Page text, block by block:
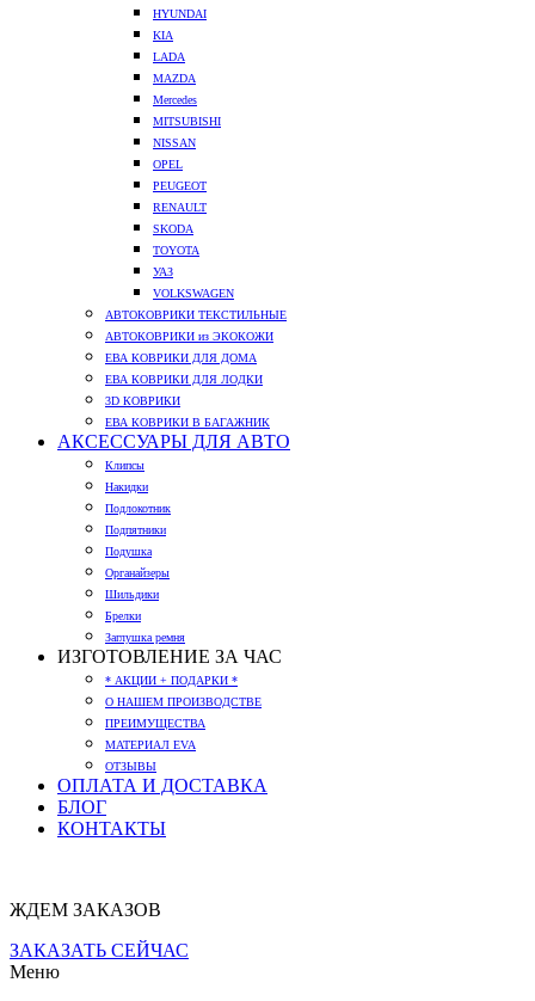
HYUNDAI
KIA
LADA
MAZDA
Mercedes
MITSUBISHI
NISSAN
OPEL
PEUGEOT
RENAULT
SKODA
TOYOTA
УАЗ
VOLKSWAGEN
АВТОКОВРИКИ ТЕКСТИЛЬНЫЕ
АВТОКОВРИКИ из ЭКОКОЖИ
ЕВА КОВРИКИ ДЛЯ ДОМА
ЕВА КОВРИКИ ДЛЯ ЛОДКИ
3D КОВРИКИ
ЕВА КОВРИКИ В БАГАЖНИК
АКСЕССУАРЫ ДЛЯ АВТО
Клипсы
Накидки
Подлокотник
Подпятники
Подушка
Органайзеры
Шильдики
Брелки
Заглушка ремня
ИЗГОТОВЛЕНИЕ ЗА ЧАС
* АКЦИИ + ПОДАРКИ *
О НАШЕМ ПРОИЗВОДСТВЕ
ПРЕИМУЩЕСТВА
МАТЕРИАЛ EVA
ОТЗЫВЫ
ОПЛАТА И ДОСТАВКА
БЛОГ
КОНТАКТЫ
ЖДЕМ ЗАКАЗОВ
ЗАКАЗАТЬ СЕЙЧАС
Меню